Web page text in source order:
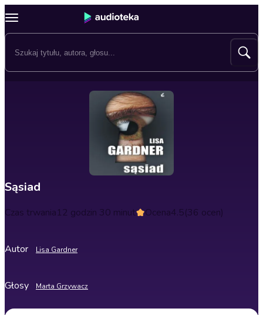
Sąsiad
Czas trwania12 godzin 30 minut Ocena4.5(36 ocen)
Autor Lisa Gardner
Głosy Marta Grzywacz